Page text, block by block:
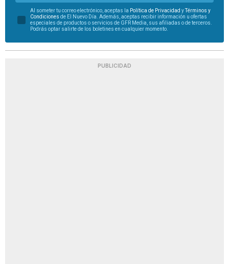
Al someter tu correo electrónico, aceptas la Política de Privacidad yTérminos y
Condiciones de El Nuevo Día. Además, aceptas recibir información u ofertas
especiales de productos o servicios de GFR Media, sus afiliadas o de terceros.
Podrás optar salirte de los boletines en cualquier momento.
PUBLICIDAD